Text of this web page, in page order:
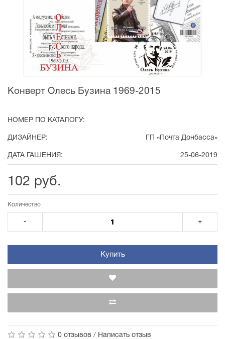
Конверт Олесь Бузина 1969-2015
НОМЕР ПО КАТАЛОГУ:
ДИЗАЙНЕР: ГП «Почта Донбасса»
ДАТА ГАШЕНИЯ: 25-06-2019
102 руб.
Количество
- +
Купить
0 отзывов / Написать отзыв